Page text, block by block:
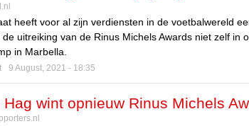
heeft voor al zijn verdiensten in de voetbalwereld
uitreiking van de Rinus Michels Awards niet zelf
in Marbella.
9 August, 2021 - 18:35
Hag wint opnieuw Rinus Michels